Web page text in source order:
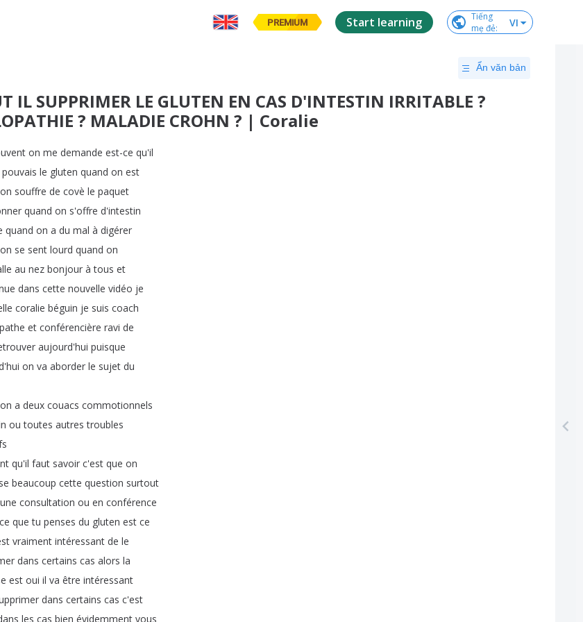
PREMIUM Start learning
Tiếng
mẹ đẻ: VI
Ẩn văn bản
IL SUPPRIMER LE GLUTEN EN CAS D'INTESTIN IRRITABLE ?
? MALADIE CROHN ? | Coralie
on me demande est-ce qu'il
pouvais le gluten quand on est
on souffre de covè le paquet
quand on s'offre d'intestin
quand on a du mal à digérer
on se sent lourd quand on
au nez bonjour à tous et
dans cette nouvelle vidéo je
coralie béguin je suis coach
et conférencière ravi de
aujourd'hui puisque
on va aborder le sujet du
on a deux couacs commotionnels
ou toutes autres troubles
qu'il faut savoir c'est que on
beaucoup cette question surtout
une consultation ou en conférence
ce que tu penses du gluten est ce
vraiment intéressant de le
dans certains cas alors la
est oui il va être intéressant
dans certains cas c'est
les cas bien évidemment vous